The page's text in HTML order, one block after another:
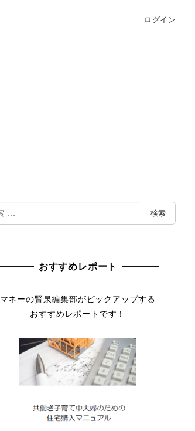
ログイン
検索
おすすめレポート
マネーの賢泉編集部がピックアップする
おすすめレポートです！